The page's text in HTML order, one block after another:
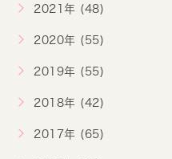
2021年 (48)
2020年 (55)
2019年 (55)
2018年 (42)
2017年 (65)